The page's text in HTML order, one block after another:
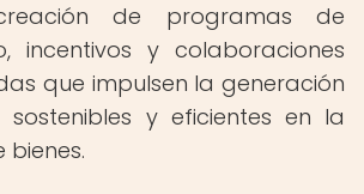
de programas de
incentivos y colaboraciones
que impulsen la generación
sostenibles y eficientes en la